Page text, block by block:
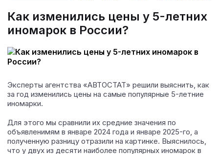
Как изменились цены у 5-летних
иномарок в России?
Эксперты агентства «АВТОСТАТ» решили выяснить, как
за год изменились цены на самые популярные 5-летние
иномарки.
Для этого мы сравнили их средние значения по
объявленимям в январе 2024 года и январе 2025-го, а
полученную разницу отразили на картинке. Выяснилось,
что у двух из десяти наиболее популярных иномарок в